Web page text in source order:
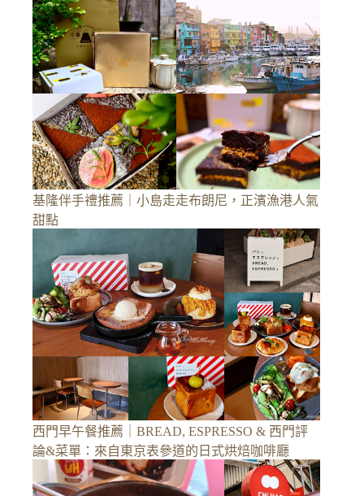
基隆伴手禮推薦｜小島走走布朗尼，正濱漁港人氣
甜點
西門早午餐推薦｜BREAD, ESPRESSO & 西門評
論&菜單：來自東京表參道的日式烘焙咖啡廳